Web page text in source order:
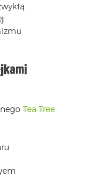
Tea Tree